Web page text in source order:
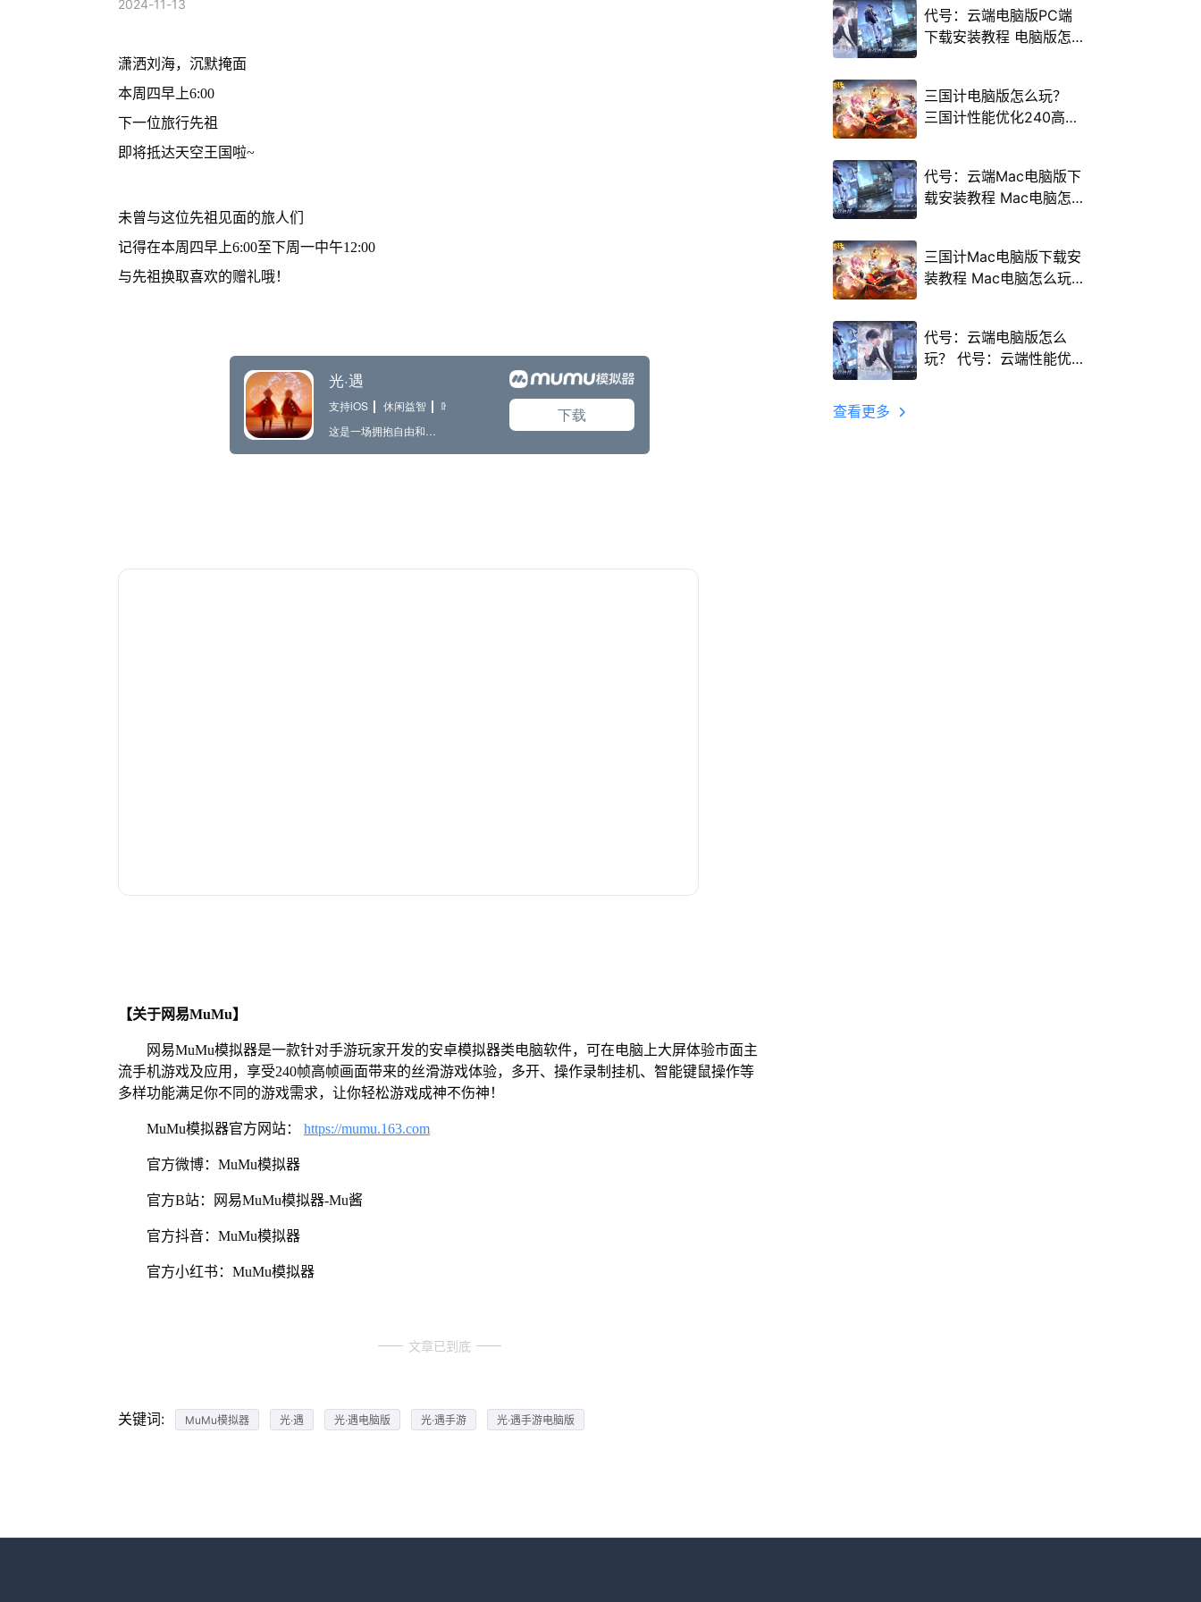
2024-11-13
潇洒刘海，沉默掩面
本周四早上6:00
下一位旅行先祖
即将抵达天空王国啦~
未曾与这位先祖见面的旅人们
记得在本周四早上6:00至下周一中午12:00
与先祖换取喜欢的赠礼哦！
【关于网易MuMu】
网易MuMu模拟器是一款针对手游玩家开发的安卓模拟器类电脑软件，可在电脑上大屏体验市面主
流手机游戏及应用，享受240帧高帧画面带来的丝滑游戏体验，多开、操作录制挂机、智能键鼠操作等
多样功能满足你不同的游戏需求，让你轻松游戏成神不伤神！
MuMu模拟器官方网站： https://mumu.163.com
官方微博：MuMu模拟器
官方B站：网易MuMu模拟器-Mu酱
官方抖音：MuMu模拟器
官方小红书：MuMu模拟器
文章已到底
关键词: MuMu模拟器 光·遇 光·遇电脑版 光·遇手游 光·遇手游电脑版
代号：云端电脑版PC端
下载安装教程 电脑版怎
三国计电脑版怎么玩？
三国计性能优化240高帧
代号：云端Mac电脑版下
载安装教程 Mac电脑怎
三国计Mac电脑版下载安
装教程 Mac电脑怎么玩
代号：云端电脑版怎么
玩？ 代号：云端性能优
查看更多